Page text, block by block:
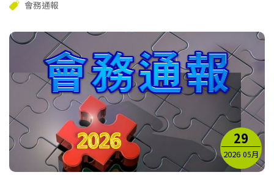
會務通報
29
2026 05月